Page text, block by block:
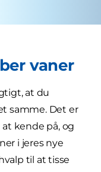
vaner
at du
samme. Det er
kende på, og
i jeres nye
til at tisse